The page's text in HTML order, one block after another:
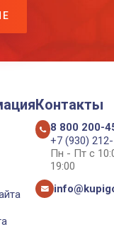
Контакты
8 800 200-
+7 (930)
Пн - Пт с
19:00